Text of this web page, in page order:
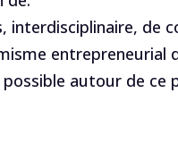
de
entrepreneurial
autour de ce